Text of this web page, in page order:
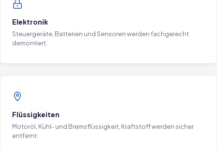
Elektronik
Steuergeräte, Batterien und Sensoren werden fachgerecht
demontiert.
Flüssigkeiten
Motoröl, Kühl- und Bremsflüssigkeit, Kraftstoff werden sicher
entfernt.